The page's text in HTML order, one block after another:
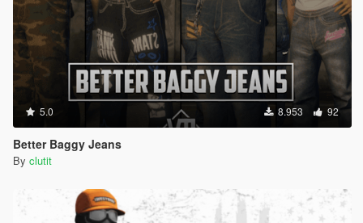
5.0 8.953 92
Better Baggy Jeans
By clutit